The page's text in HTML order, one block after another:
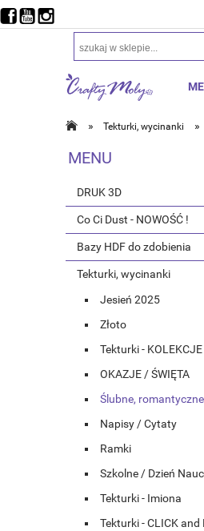
» Tekturki, wycinanki »
MENU
DRUK 3D
Co Ci Dust - NOWOŚĆ !
Bazy HDF do zdobienia
Tekturki, wycinanki
Jesień 2025
Złoto
Tekturki - KOLEKCJE
OKAZJE / ŚWIĘTA
Ślubne, romantyczne
Napisy / Cytaty
Ramki
Szkolne / Dzień
Tekturki - Imiona
Tekturki - CLICK and